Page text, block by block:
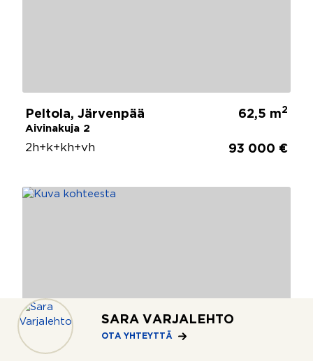
SARA VARJALEHTO
OTA YHTEYTTÄ
Peltola, Järvenpää
Aivinakuja 2
62,5 m2
2h+k+kh+vh 93 000 €